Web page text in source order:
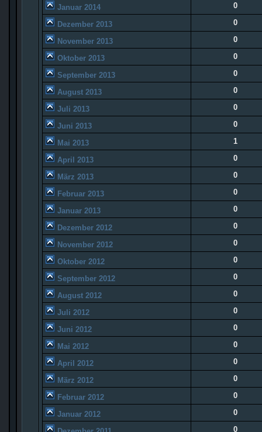
Januar 2014 0
Dezember 2013 0
November 2013 0
Oktober 2013 0
September 2013 0
August 2013 0
Juli 2013 0
Juni 2013 0
Mai 2013 1
April 2013 0
März 2013 0
Februar 2013 0
Januar 2013 0
Dezember 2012 0
November 2012 0
Oktober 2012 0
September 2012 0
August 2012 0
Juli 2012 0
Juni 2012 0
Mai 2012 0
April 2012 0
März 2012 0
Februar 2012 0
Januar 2012 0
0